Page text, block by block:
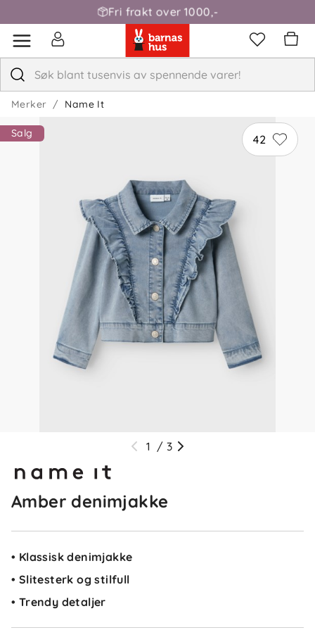
Fri frakt over 1000,-
Merker Name It
42
Salg
1 / 3
Amber denimjakke
• Klassisk denimjakke
• Slitesterk og stilfull
• Trendy detaljer